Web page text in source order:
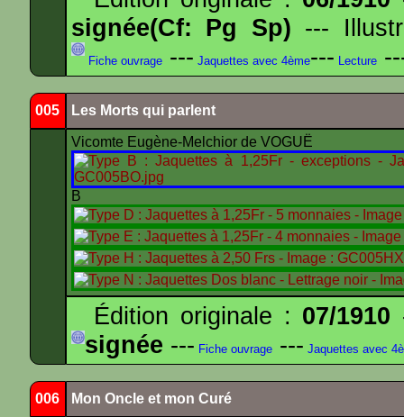
signée(Cf: Pg Sp) ---
Fiche ouvrage --- Jaquettes avec 4ème--- Lecture
005 Les Morts qui parlent
Vicomte Eugène-Melchior de VOGUË
B
Édition originale : 07/1910
signée --- Fiche ouvrage --- Jaquettes avec
006 Mon Oncle et mon Curé